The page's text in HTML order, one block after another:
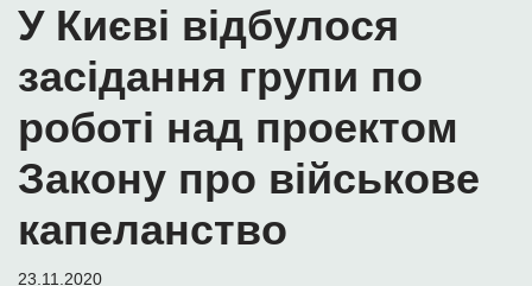
У Києві відбулося
засідання групи по
роботі над проектом
Закону про військове
капеланство
23.11.2020